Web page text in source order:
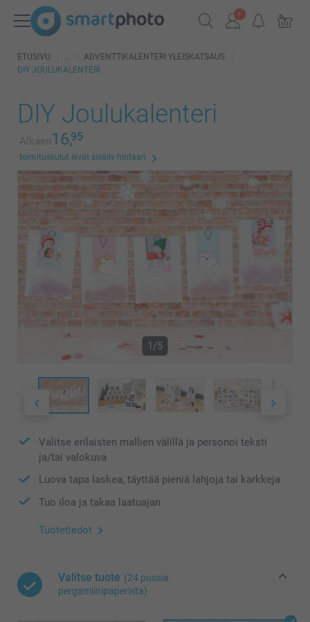
ETUSIVU
ADVENTTIKALENTERI YLEISKATSAUS
DIY JOULUKALENTERI
DIY Joulukalenteri
Alkaen16,95
toimituskulut eivät sisälly hintaan
1/5
Valitse erilaisten mallien välillä ja personoi teksti
ja/tai valokuva
Luova tapa laskea, täyttää pieniä lahjoja tai karkkeja
Tuo iloa ja takaa laatuajan
Tuotetiedot
Valitse tuote (24 pussia
pergamiinipaperista)